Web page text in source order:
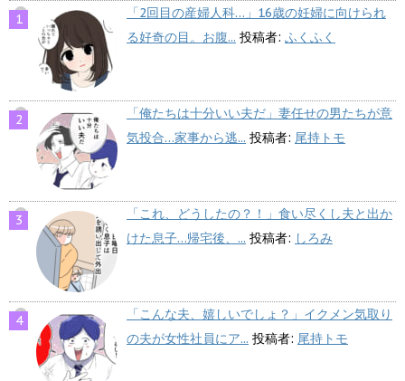
「2回目の産婦人科…」16歳の妊婦に向けられ
る好奇の目。お腹... 投稿者: ふくふく
「俺たちは十分いい夫だ」妻任せの男たちが意
気投合…家事から逃... 投稿者: 尾持トモ
「これ、どうしたの？！」食い尽くし夫と出か
けた息子…帰宅後、... 投稿者: しろみ
「こんな夫、嬉しいでしょ？」イクメン気取り
の夫が女性社員にア... 投稿者: 尾持トモ